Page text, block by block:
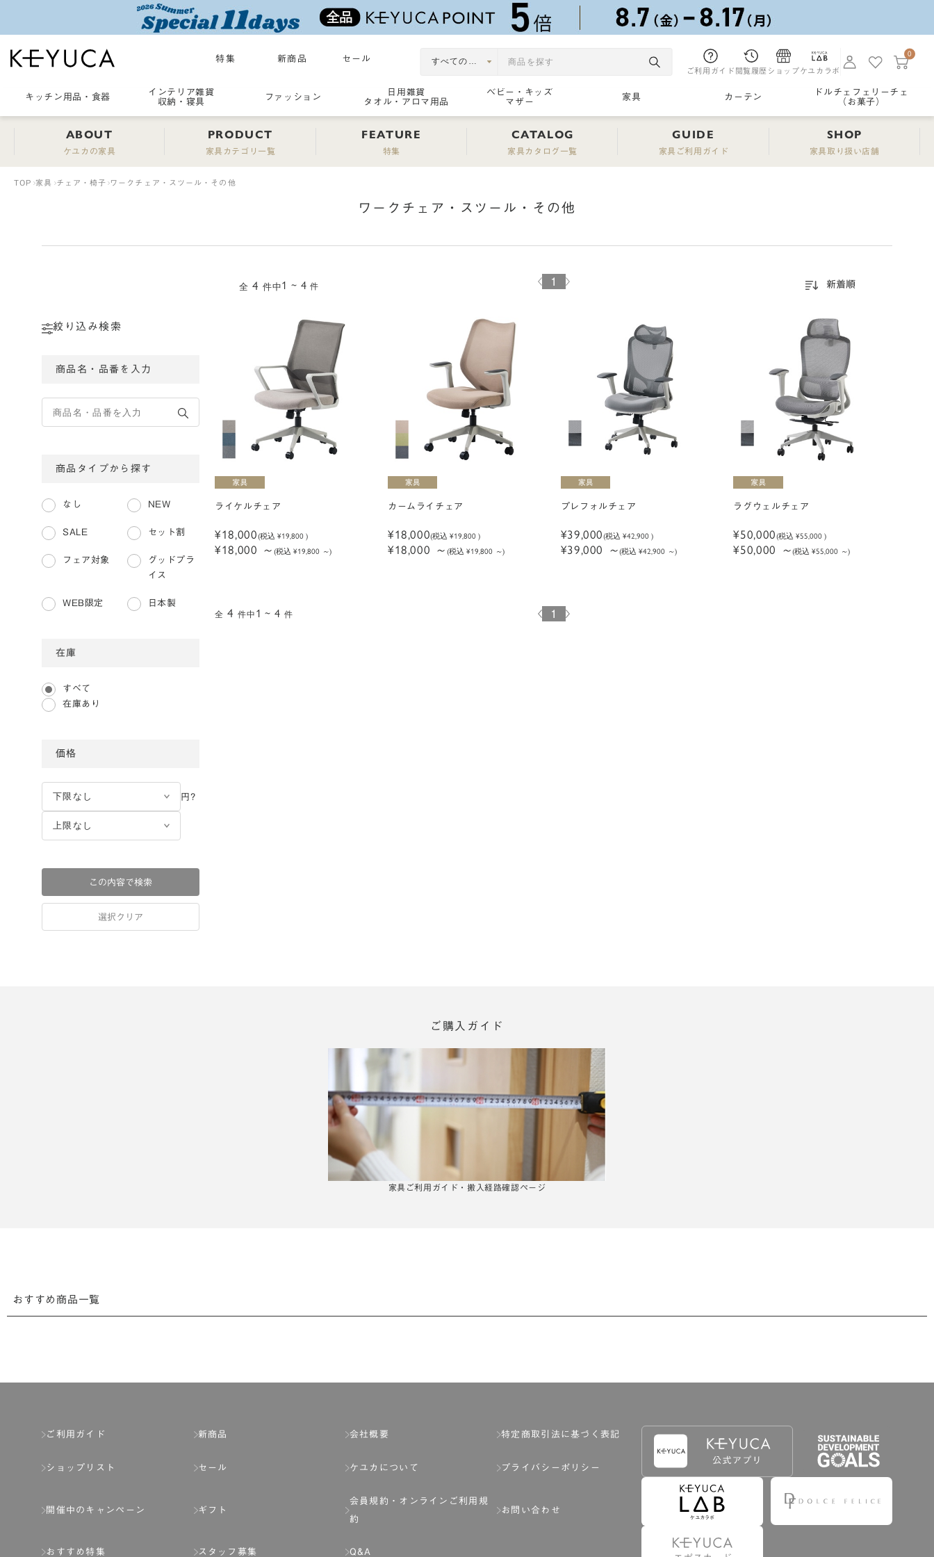
特集 新商品 セール
ご利用ガイド 閲覧履歴 ショップケユカラボ
0
キッチン用品 ・ 食器
インテリア雑貨
収納・寝具
ファッション
日用雑貨
タオル・アロマ用品
ベビー・キッズ
マザー
家具 カーテン
ドルチェフェリーチェ
（お菓子）
ABOUT
ケユカの家具
PRODUCT
家具カテゴリ一覧
FEATURE
特集
CATALOG
家具カタログ一覧
GUIDE
家具ご利用ガイド
SHOP
家具取り扱い店舗
TOP 家具 チェア・椅子 ワークチェア・スツール・その他
ワークチェア・スツール・その他
絞り込み検索
商品名・品番を入力
商品タイプから探す
なし NEW
SALE セット割
フェア対象
グッドプラ
イス
WEB限定 日本製
在庫
すべて
在庫あり
価格
円?
この内容で検索
選択クリア
全 4 件中1 ~ 4 件 1 新着順
ライケルチェア
¥18,000(税込 ¥19,800)
¥18,000 ～(税込 ¥19,800 ～)
カームライチェア
¥18,000(税込¥19,800 )
¥18,000 ～ (税込 ¥19,800 ～)
プレフォルチェア
¥39,000(税込¥42,900 )
¥39,000 ～(税込 ¥42,900 ～)
ラグウェルチェア
¥50,000(税込 ¥55,000)
¥50,000 ～(税込 ¥55,000 ～)
全 4 件中 1 ~ 4 件 1
ご購入ガイド
家具ご利用ガイド・搬入経路確認ページ
おすすめ商品一覧
ご利用ガイド
ショップリスト
開催中のキャンペーン
おすすめ特集
新商品
セール
ギフト
スタッフ募集
会社概要
ケユカについて
会員規約・
オンラインご利用規
約
Q&A
特定商取引法に基づく表記
プライバシーポリシー
お問い合わせ